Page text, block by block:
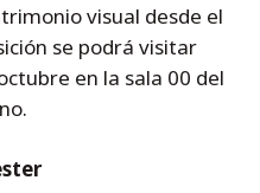
visual desde el
se podrá visitar
en la sala 00 del